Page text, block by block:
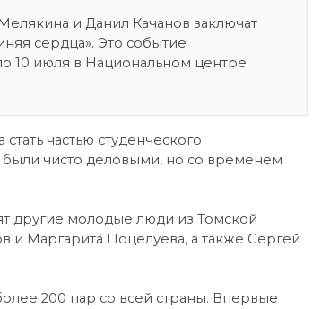
и Данил Качанов заключат
сердца». Это событие
10 июля в Национальном центре
частью студенческого
были чисто деловыми, но со временем
другие молодые люди из Томской
Маргарита Поцелуева, а также Сергей
200 пар со всей страны. Впервые